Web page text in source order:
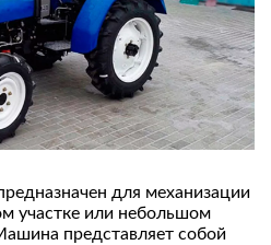
для механизации
участке или небольшом
представляет собой